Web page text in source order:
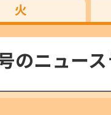
火
のニュー